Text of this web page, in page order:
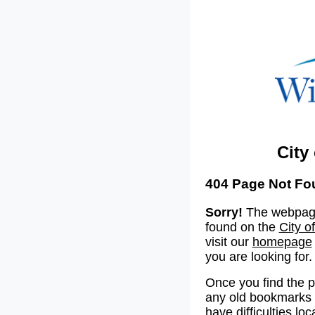
City
404 Page Not
Sorry! The
found on the City
visit our homepage
you are looking for.
Once you find the
any old
have difficulties